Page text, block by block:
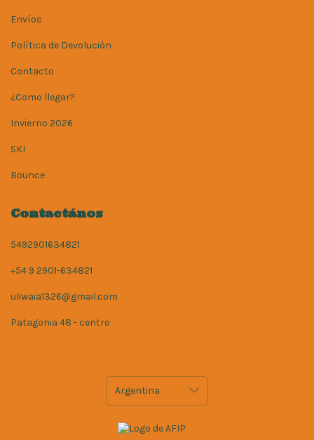
Envíos
Política de Devolución
Contacto
¿Como llegar?
Invierno 2026
SKI
Bounce
Contactános
5492901634821
+54 9 2901-634821
uliwaia1326@gmail.com
Patagonia 48 - centro